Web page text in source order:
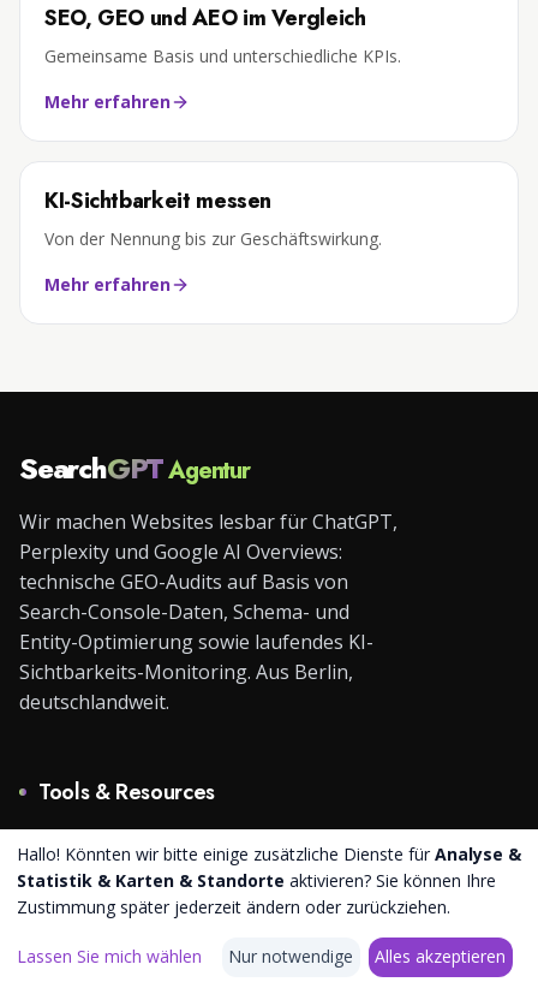
SEO, GEO und AEO im Vergleich
Gemeinsame Basis und unterschiedliche KPIs.
Mehr erfahren
KI-Sichtbarkeit messen
Von der Nennung bis zur Geschäftswirkung.
Mehr erfahren
SearchGPTAgentur
Wir machen Websites lesbar für ChatGPT,
Perplexity und Google AI Overviews:
technische GEO-Audits auf Basis von
Search-Console-Daten, Schema- und
Entity-Optimierung sowie laufendes KI-
Sichtbarkeits-Monitoring. Aus Berlin,
deutschlandweit.
Tools & Resources
→ AI Crawler Check
→ GSC Opportunity Check
Hallo! Könnten wir bitte einige zusätzliche Dienste für Analyse &
Statistik & Karten & Standorte aktivieren? Sie können Ihre
Zustimmung später jederzeit ändern oder zurückziehen.
Lassen Sie mich wählen Nur notwendige Alles akzeptieren